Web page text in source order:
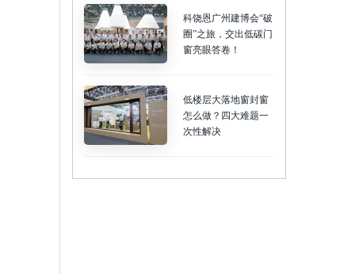
科饶恩广州建博会“破
圈”之旅，交出低碳门
窗亮眼答卷！
低楼层大落地窗封窗
怎么做？四大难题一
次性解决